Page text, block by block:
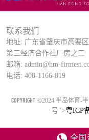
联系我们
地址: 广东省肇庆市高要
第三经济合作社厂房之二
邮箱: admin@hm-
电话: 400-1166-819
COPYRIGHT ©2024 半岛体育-半
号">粤ICP
全国